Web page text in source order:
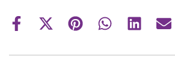
Share
Share
(Twitter)
Share Share Share